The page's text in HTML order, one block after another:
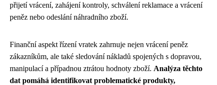
přijetí vrácení, zahájení kontroly, schválení reklamace a vrácení
peněz nebo odeslání náhradního zboží.
Finanční aspekt řízení vratek zahrnuje nejen vrácení peněz
zákazníkům, ale také sledování nákladů spojených s dopravou,
manipulací a případnou ztrátou hodnoty zboží. Analýza těchto
dat pomáhá identifikovat problematické produkty,